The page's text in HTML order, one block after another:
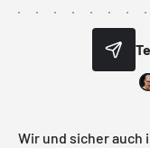
Wir und sicher auch